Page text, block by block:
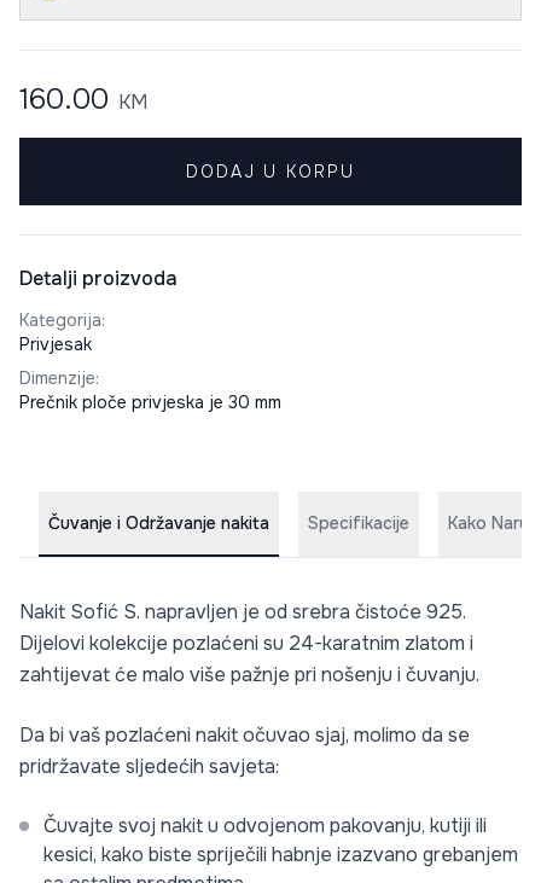
160.00 KM
DODAJ U KORPU
Detalji proizvoda
Kategorija:
Privjesak
Dimenzije:
Prečnik ploče privjeska je 30 mm
Čuvanje i Održavanje nakita Specifikacije Kako
Nakit Sofić S. napravljen je od srebra čistoće 925.
Dijelovi kolekcije pozlaćeni su 24-karatnim zlatom i
zahtijevat će malo više pažnje pri nošenju i čuvanju.
Da bi vaš pozlaćeni nakit očuvao sjaj, molimo da se
pridržavate sljedećih savjeta:
Čuvajte svoj nakit u odvojenom pakovanju, kutiji ili
kesici, kako biste spriječili habnje izazvano grebanjem